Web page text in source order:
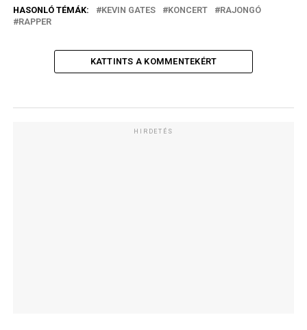
HASONLÓ TÉMÁK: KEVIN GATES KONCERT
RAJONGÓ
RAPPER
KATTINTS A KOMMENTEKÉRT
HIRDETÉS